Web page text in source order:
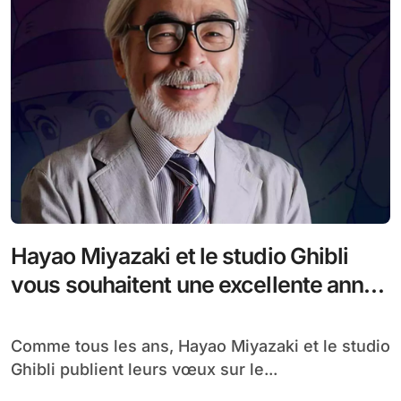
Hayao Miyazaki et le studio Ghibli
vous souhaitent une excellente année
Comme tous les ans, Hayao Miyazaki et le studio
Ghibli publient leurs vœux sur le...